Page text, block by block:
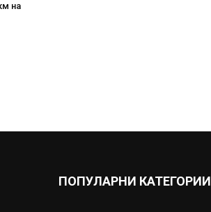
на
ПОПУЛАРНИ КАТЕГОРИИ